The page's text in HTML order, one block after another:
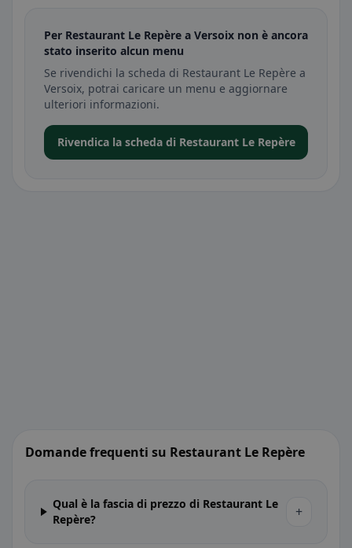
Per Restaurant Le Repère a Versoix non è ancora
stato inserito alcun menu
Se rivendichi la scheda di Restaurant Le Repère a
Versoix, potrai caricare un menu e aggiornare
ulteriori informazioni.
Rivendica la scheda di Restaurant Le Repère
Domande frequenti su Restaurant Le Repère
Qual è la fascia di prezzo di Restaurant Le
Repère?
+